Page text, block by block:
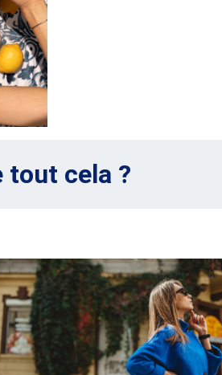
tout cela ?